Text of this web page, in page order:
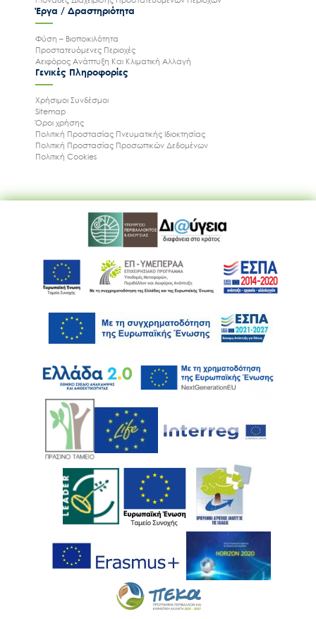
Ακολουθήστε μας
Έργα / Δραστηριότητα
Φύση – Βιοποικιλότητα
Προστατευόμενες Περιοχές
Αειφόρος Ανάπτυξη Και Κλιματική Αλλαγή
Γενικές Πληροφορίες
Χρήσιμοι Συνδέσμοι
Sitemap
Όροι χρήσης
Πολιτική Προστασίας Πνευματικής Ιδιοκτησίας
Πολιτική Προστασίας Προσωπικών Δεδομένων
Πολιτική Cookies